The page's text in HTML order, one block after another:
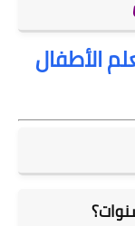
الأطفال